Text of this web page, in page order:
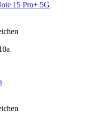
15 Pro+ 5G